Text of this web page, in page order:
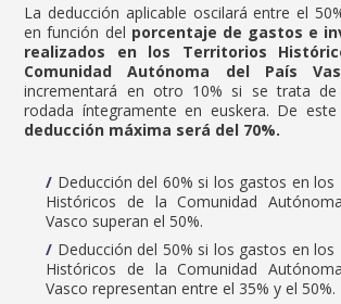
La deducción aplicable oscilará entre el
en función del porcentaje de gastos e
realizados en los Territorios
Comunidad Autónoma del País
incrementará en otro 10% si se trata
rodada íntegramente en euskera. De
deducción máxima será del 70%.
Deducción del 60% si los gastos en
Históricos de la Comunidad
Vasco superan el 50%.
Deducción del 50% si los gastos en
Históricos de la Comunidad
Vasco representan entre el 35% y el 50%.